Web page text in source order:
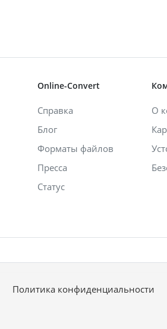
Online-Convert
Справка
Блог
Форматы файлов
Пресса
Статус
О
Политика конфиденциальности